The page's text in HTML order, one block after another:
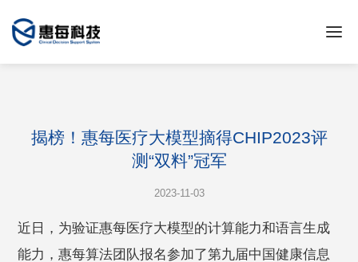
揭榜！惠每医疗大模型摘得CHIP2023评
测“双料”冠军
2023-11-03
近日，为验证惠每医疗大模型的计算能力和语言生成
能力，惠每算法团队报名参加了第九届中国健康信息